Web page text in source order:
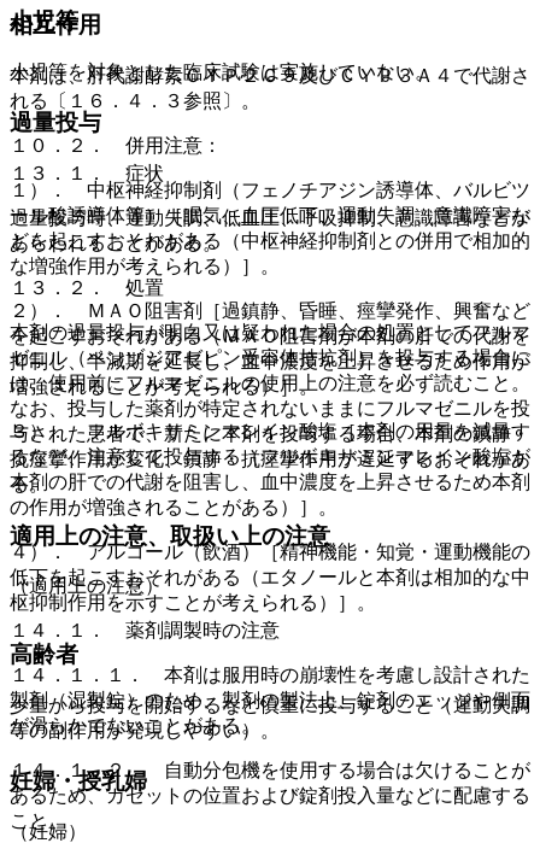
小児等
小児等を対象とした臨床試験は実施していない。
過量投与
１３．１． 症状
過量投与時、運動失調、低血圧、呼吸抑制、意識障害などが
あらわれることがある。
１３．２． 処置
本剤の過量投与が明白又は疑われた場合の処置としてフルマ
ゼニル（ベンゾジアゼピン受容体拮抗剤）を投与する場合に
は、使用前にフルマゼニルの使用上の注意を必ず読むこと。
なお、投与した薬剤が特定されないままにフルマゼニルを投
与された患者で、新たに本剤を投与する場合、本剤の鎮静・
抗痙攣作用が変化、鎮静・抗痙攣作用が遅延するおそれがあ
る。
適用上の注意、取扱い上の注意
（適用上の注意）
１４．１． 薬剤調製時の注意
１４．１．１． 本剤は服用時の崩壊性を考慮し設計された
製剤（湿製錠）のため、製剤の製法上、錠剤のエッジや側面
が滑らかでないことがある。
１４．１．２． 自動分包機を使用する場合は欠けることが
あるため、カセットの位置および錠剤投入量などに配慮する
こと。
相互作用
本剤は、肝代謝酵素ＣＹＰ２Ｃ９及びＣＹＰ３Ａ４で代謝さ
れる〔１６．４．３参照〕。
１０．２． 併用注意：
１）． 中枢神経抑制剤（フェノチアジン誘導体、バルビツ
ール酸誘導体等）［眠気、血圧低下、運動失調、意識障害な
どを起こすおそれがある（中枢神経抑制剤との併用で相加的
な増強作用が考えられる）］。
２）． ＭＡＯ阻害剤［過鎮静、昏睡、痙攣発作、興奮など
を起こすおそれがある（ＭＡＯ阻害剤が本剤の肝での代謝を
抑制し、半減期を延長し、血中濃度を上昇させるため作用が
増強されることが考えられる）］。
３）． フルボキサミンマレイン酸塩［本剤の用量を減量す
るなど、注意して投与する（フルボキサミンマレイン酸塩が
本剤の肝での代謝を阻害し、血中濃度を上昇させるため本剤
の作用が増強されることがある）］。
４）． アルコール（飲酒）［精神機能・知覚・運動機能の
低下を起こすおそれがある（エタノールと本剤は相加的な中
枢抑制作用を示すことが考えられる）］。
高齢者
少量から投与を開始するなど慎重に投与すること（運動失調
等の副作用が発現しやすい）。
妊婦・授乳婦
（妊婦）